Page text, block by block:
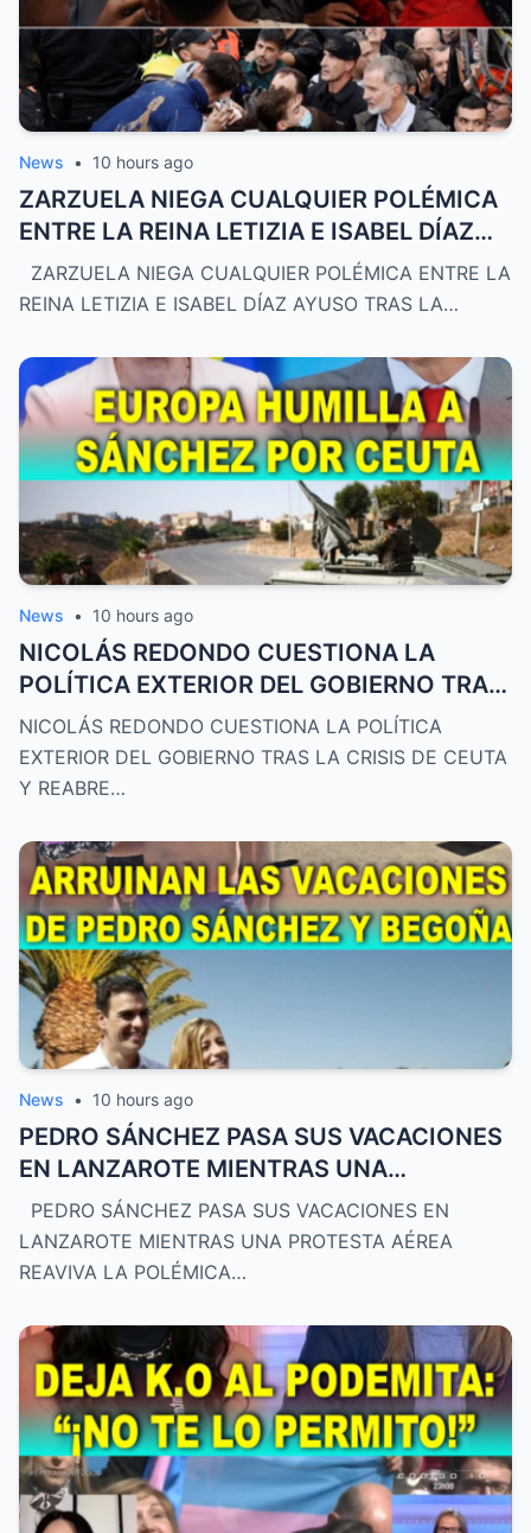
News • 10 hours ago
ZARZUELA NIEGA CUALQUIER POLÉMICA
ENTRE LA REINA LETIZIA E ISABEL DÍAZ
AYUSO TRAS LA VISITA A VILLAMANTA
ZARZUELA NIEGA CUALQUIER POLÉMICA ENTRE LA
REINA LETIZIA E ISABEL DÍAZ AYUSO TRAS LA…
News • 10 hours ago
NICOLÁS REDONDO CUESTIONA LA
POLÍTICA EXTERIOR DEL GOBIERNO TRAS
LA CRISIS
NICOLÁS REDONDO CUESTIONA LA POLÍTICA
EXTERIOR DEL GOBIERNO TRAS LA CRISIS DE CEUTA
Y REABRE…
News • 10 hours ago
PEDRO SÁNCHEZ PASA SUS VACACIONES
EN LANZAROTE MIENTRAS UNA
PROTESTA AÉREA REAVIVA LA POLÉMICA
POLÍTICA
PEDRO SÁNCHEZ PASA SUS VACACIONES EN
LANZAROTE MIENTRAS UNA PROTESTA AÉREA
REAVIVA LA POLÉMICA…